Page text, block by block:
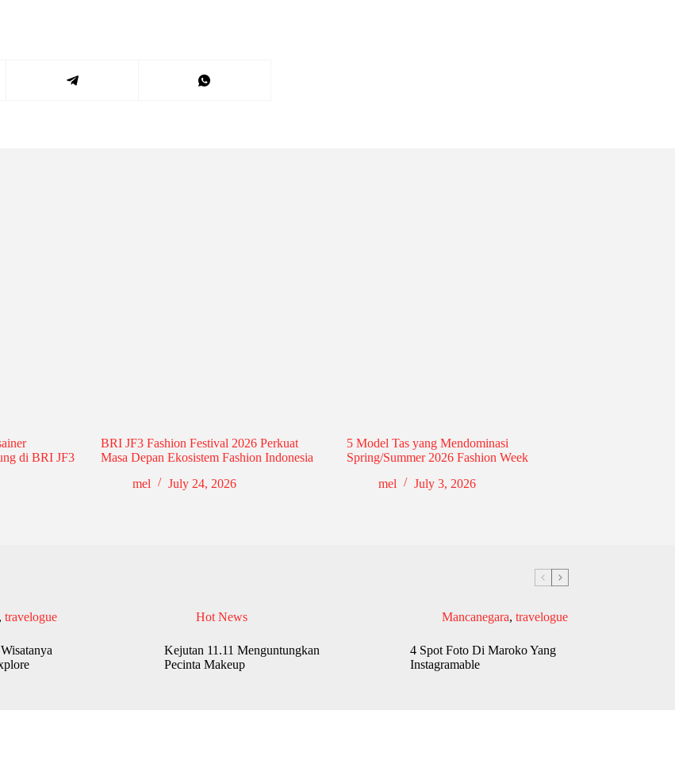
di BRI JF3
BRI JF3 Fashion Festival 2026 Perkuat
Masa Depan Ekosistem Fashion Indonesia
mel
July 24, 2026
5 Model Tas yang Mendominasi
Spring/Summer 2026 Fashion Week
mel
July 3, 2026
, travelogue Hot News
Kejutan 11.11 Menguntungkan
Pecinta Makeup
Mancanegara, travelogue
4 Spot Foto Di Maroko Yang
Instagramable